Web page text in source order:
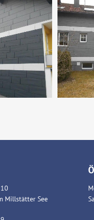
Millstätter See